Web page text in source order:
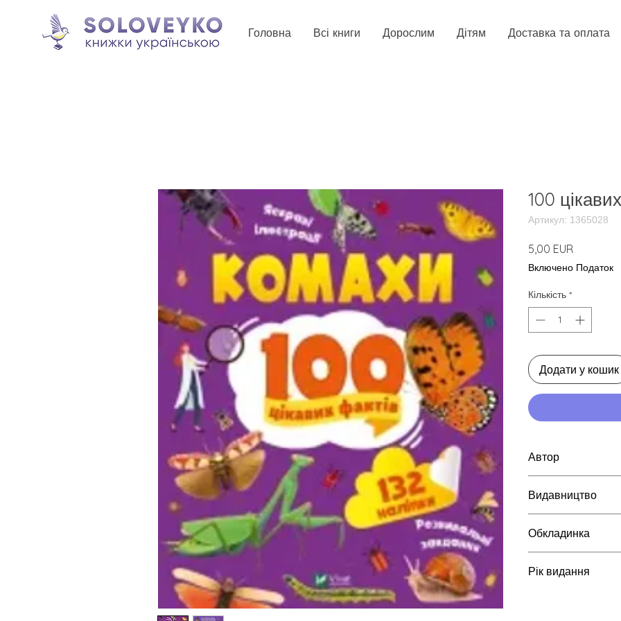
Головна Всі книги Дорослим Дітям Доставка та оплата
100
Артикул: 1365028
5,00 EUR
Включено Податок
Кількість *
Додати у кошик
Автор
Ольга Пилипенко
Видавництво
Vivat
Обкладинка
М`яка
Рік видання